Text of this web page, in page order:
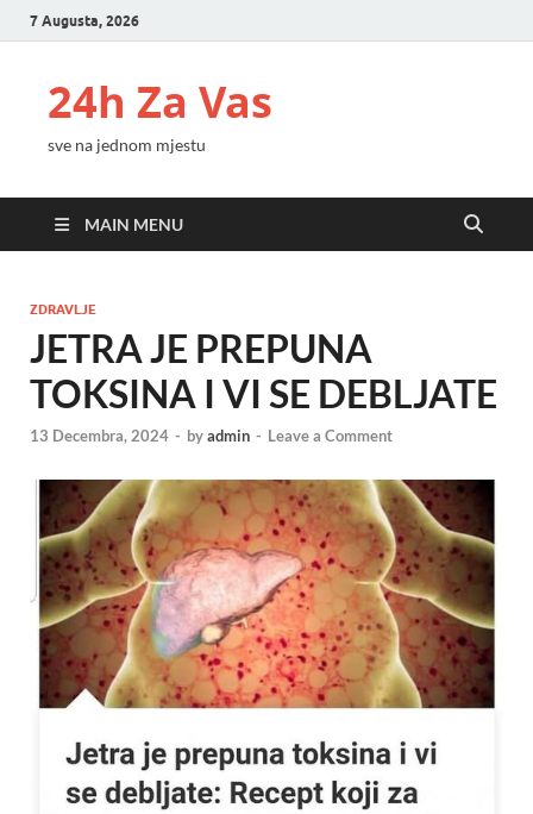
7 Augusta, 2026
24h Za Vas
sve na jednom mjestu
MAIN MENU
ZDRAVLJE
JETRA JE PREPUNA
TOKSINA I VI SE DEBLJATE
13 Decembra, 2024 - byadmin - Leave a Comment